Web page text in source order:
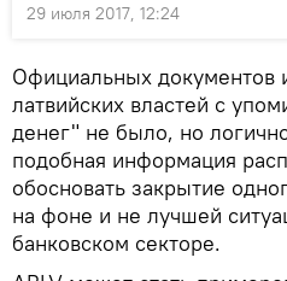
29 июля 2017, 12:24
Официальных документов
латвийских властей с
денег" не было, но
подобная информация
обосновать закрытие
на фоне и не лучшей
банковском секторе.